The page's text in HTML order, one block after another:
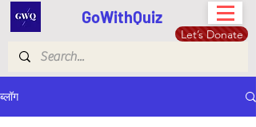
GoWithQuiz
Let’s Donate
ब्लॉग